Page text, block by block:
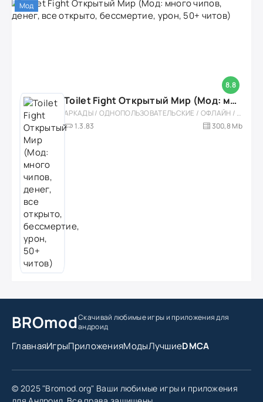
8.8
Мод
Toilet Fight Открытый Мир (Мод: много чипов, денег, все открыто, бессмертие, урон, 50+ читов)
АРКАДЫ / ОДНОПОЛЬЗОВАТЕЛЬСКИЕ / ОФЛАЙН / МОД / РОЛЕВЫЕ / ШУТЕРЫ / ОТКРЫТЫЙ МИР / ВСТРОЕННЫЙ КЕШ / 3D / ЭКШЕНЫ / ТУАЛЕТНЫЕ ВОЙНЫ / ДЛЯ ДЕТЕЙ
1.3.83
300,8 Mb
BROmodСкачивай любимые игрыи приложения для
андроид
ГлавнаяИгрыПриложенияМодыЛучшиеDMCA
© 2025 "Bromod.org" Ваши любимые игры и приложения